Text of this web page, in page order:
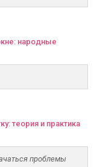
народные
теория и практика
проблемы